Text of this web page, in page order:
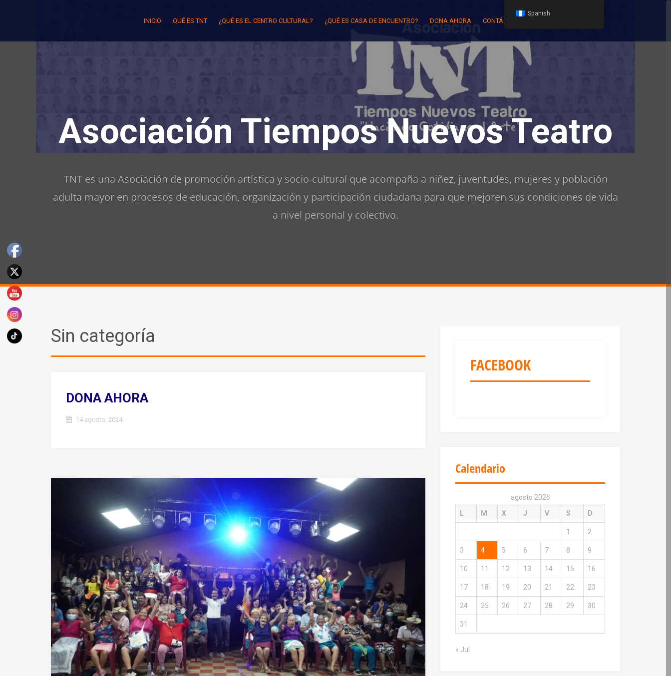
INICIO QUÉ ES TNT ¿QUÉ ES EL CENTRO CULTURAL? ¿QUÉ ES CASA DE ENCUENTRO? DONA AHORA CONTÁCTENOS
Asociación Tiempos Nuevos Teatro
TNT es una Asociación de promoción artística y socio-cultural que acompaña a niñez, juventudes, mujeres y población
adulta mayor en procesos de educación, organización y participación ciudadana para que mejoren sus condiciones de vida
a nivel personal y colectivo.
Sin categoría
DONA AHORA
14 agosto, 2024
FACEBOOK
Calendario
agosto 2026
L
M X J V S D
1 2
3 4 5 6 7 8 9
10 11 12 13 14 15 16
17 18 19 20 21 22 23
24 25 26 27 28 29 30
31
« Jul
Spanish